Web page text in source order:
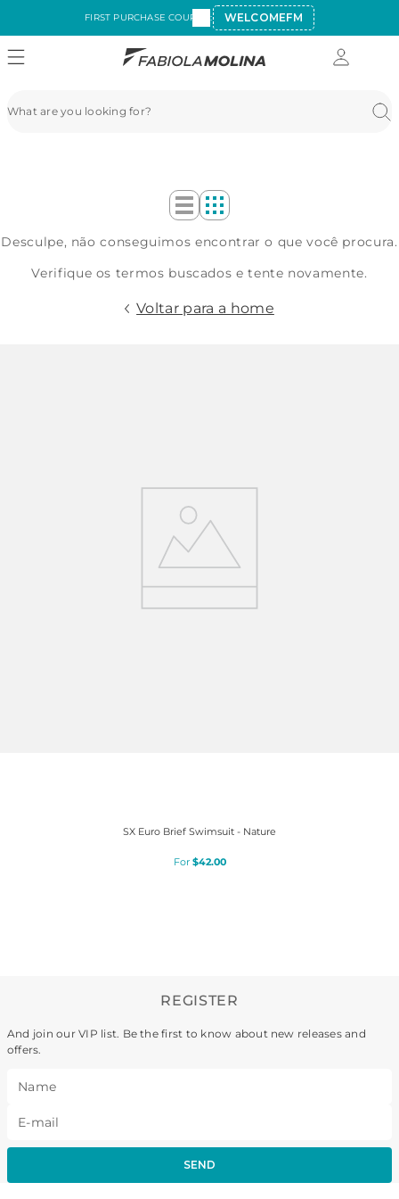
FIRST PURCHASE COUPON: WELCOMEFM
Desculpe, não conseguimos encontrar o que você procura.
Verifique os termos buscados e tente novamente.
Voltar para a home
SX Euro Brief Swimsuit - Nature
$42.00
REGISTER
And join our VIP list. Be the first to know about new releases and
offers.
SEND